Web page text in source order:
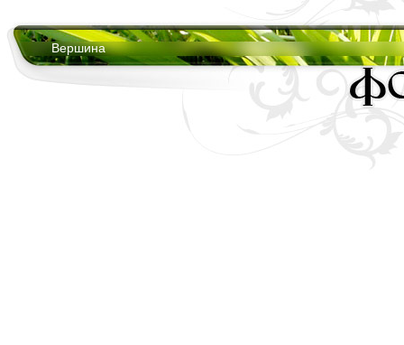
Вершина